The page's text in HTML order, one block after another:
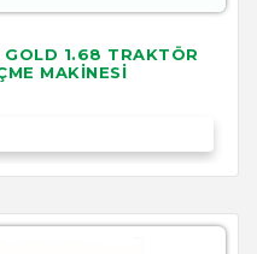
1.68 TRAKTÖR
MAKİNESİ